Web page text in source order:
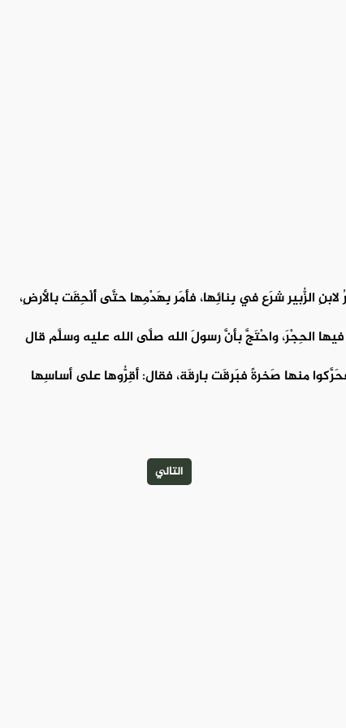
الزُّبير شرَع في بِنائِها، فأَمَر بِهَدْمِها حتَّى أُلْحِقَت بالأرضِ،
الحِجْرَ، واحْتَجَّ بأنَّ رسولَ الله صلَّى الله عليه وسلَّم قال
منها صَخرةً فبَرِقَت بارِقَة، فقال: أَقِرُّوها على أساسِها
التالي